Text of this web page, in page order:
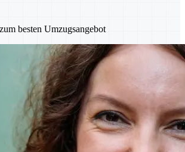
besten Umzugsangebot